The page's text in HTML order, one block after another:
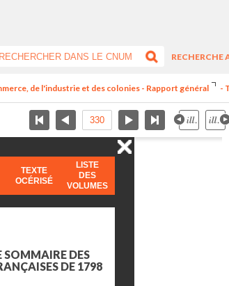
RECHERCHE
de l'industrie et des colonies - Rapport général -
TEXTE
OCÉRISÉ
LISTE
DES
VOLUMES
SOMMAIRE DES
DE 1798